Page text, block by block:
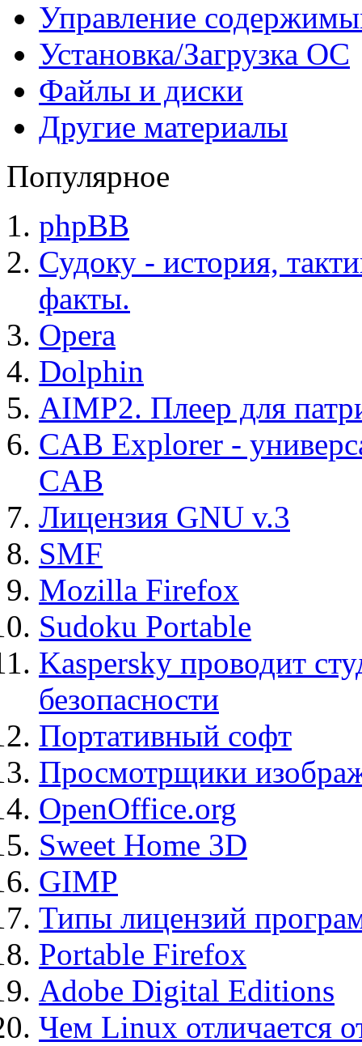
Управление
Установка/Загрузка ОС
Файлы и диски
Другие материалы
Популярное
phpBB
Судоку - история,
факты.
Opera
Dolphin
AIMP2. Плеер для
CAB Explorer -
CAB
Лицензия GNU v.3
SMF
Mozilla Firefox
Sudoku Portable
Kaspersky проводит
безопасности
Портативный софт
Просмотрщики
OpenOffice.org
Sweet Home 3D
GIMP
Типы лицензий
Portable Firefox
Adobe Digital Editions
Чем Linux отличается